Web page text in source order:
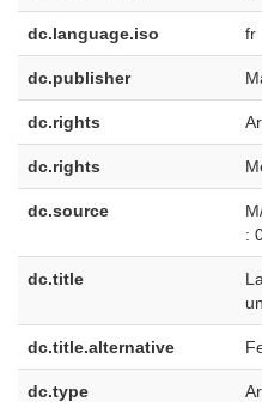
dc.language.iso fr
dc.publisher
dc.rights
dc.rights
dc.source
:
dc.title
dc.title.alternative
dc.type